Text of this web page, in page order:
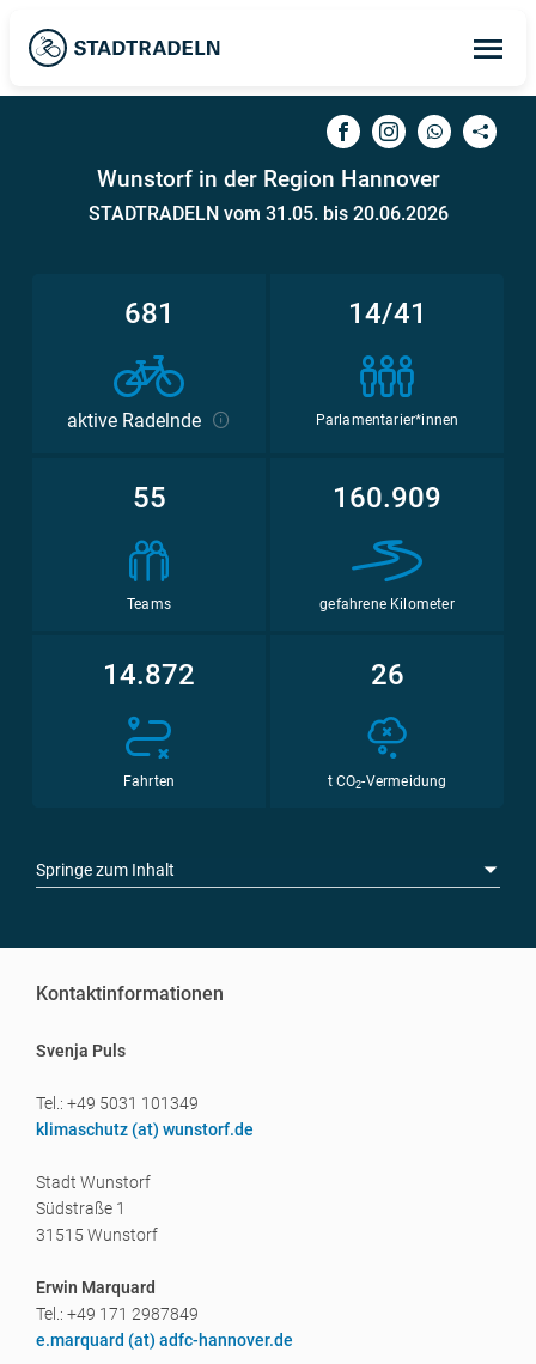
Wunstorf in der Region Hannover
STADTRADELN vom 31.05. bis 20.06.2026
681
aktive Radelnde
14/41
Parlamentarier*innen
55
Teams
160.909
gefahrene Kilometer
14.872
Fahrten
26
t CO2-Vermeidung
Springe zum Inhalt
Kontaktinformationen
Svenja Puls
Tel.: +49 5031 101349
klimaschutz (at) wunstorf.de
Stadt Wunstorf
Südstraße 1
31515 Wunstorf
Erwin Marquard
Tel.: +49 171 2987849
e.marquard (at) adfc-hannover.de